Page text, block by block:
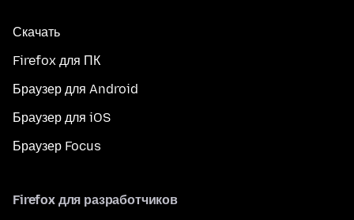
Скачать
Firefox для ПК
Браузер для Android
Браузер для iOS
Браузер Focus
Firefox для разработчиков